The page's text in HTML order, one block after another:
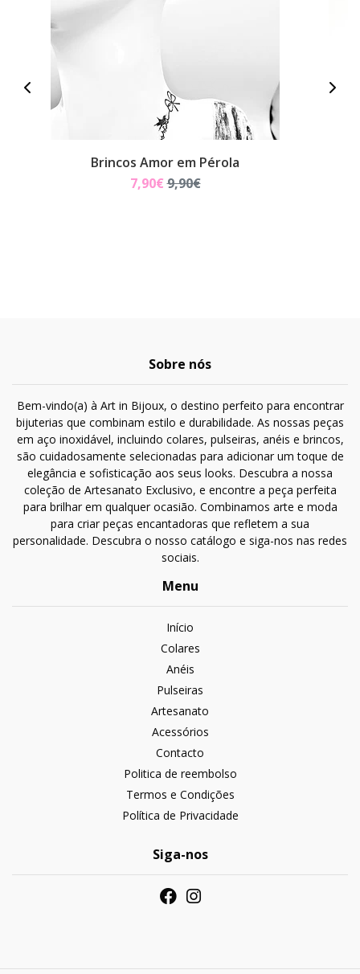
Brincos Amor em Pérola
7,90€ 9,90€
Sobre nós
Bem-vindo(a) à Art in Bijoux, o destino perfeito para encontrar
bijuterias que combinam estilo e durabilidade. As nossas peças
em aço inoxidável, incluindo colares, pulseiras, anéis e brincos,
são cuidadosamente selecionadas para adicionar um toque de
elegância e sofisticação aos seus looks. Descubra a nossa
coleção de Artesanato Exclusivo, e encontre a peça perfeita
para brilhar em qualquer ocasião. Combinamos arte e moda
para criar peças encantadoras que refletem a sua
personalidade. Descubra o nosso catálogo e siga-nos nas redes
sociais.
Menu
Início
Colares
Anéis
Pulseiras
Artesanato
Acessórios
Contacto
Politica de reembolso
Termos e Condições
Política de Privacidade
Siga-nos